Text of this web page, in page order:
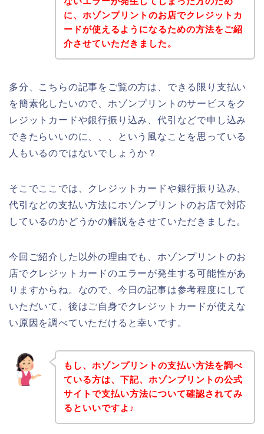
に、ホゾンプリントのお店でクレジットカ
ードが使えるようになるための方法をご紹
介させていただきました。
多分、こちらの記事をご覧の方は、できる限り支払い
を簡素化したいので、ホゾンプリントのサービスをク
レジットカードや銀行振り込み、代引などで申し込み
できたらいいのに、、、という風なことを思っている
人もいるのではないでしょうか？
そこでここでは、クレジットカードや銀行振り込み、
代引などの支払い方法にホゾンプリントのお店で対応
しているのかどうかの解説をさせていただきました。
今回ご紹介した以外の理由でも、ホゾンプリントのお
店でクレジットカードのエラーが発生する可能性があ
りますからね。なので、今日の記事は参考程度にして
いただいて、後はご自身でクレジットカードが使えな
い原因を調べていただけると幸いです。
もし、ホゾンプリントの支払い方法を調べ
ている方は、下記、ホゾンプリントの公式
サイトで支払い方法について確認されてみ
るといいですよ♪